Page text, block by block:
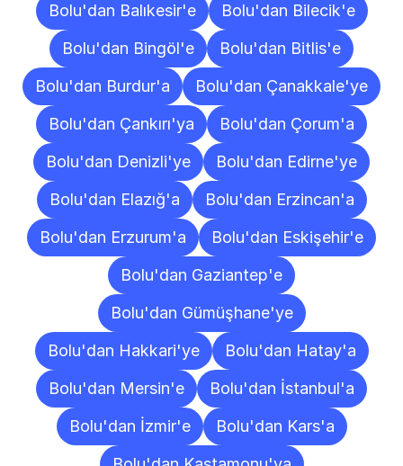
Bolu'dan Balıkesir'e
Bolu'dan Bilecik'e
Bolu'dan Bingöl'e
Bolu'dan Bitlis'e
Bolu'dan Burdur'a
Bolu'dan Çanakkale'ye
Bolu'dan Çankırı'ya
Bolu'dan Çorum'a
Bolu'dan Denizli'ye
Bolu'dan Edirne'ye
Bolu'dan Elazığ'a
Bolu'dan Erzincan'a
Bolu'dan Erzurum'a
Bolu'dan Eskişehir'e
Bolu'dan Gaziantep'e
Bolu'dan Gümüşhane'ye
Bolu'dan Hakkari'ye
Bolu'dan Hatay'a
Bolu'dan Mersin'e
Bolu'dan İstanbul'a
Bolu'dan İzmir'e
Bolu'dan Kars'a